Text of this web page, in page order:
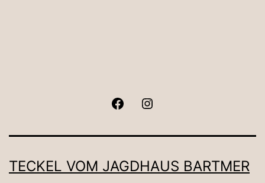
Facebook
TECKEL VOM JAGDHAUS BARTMER